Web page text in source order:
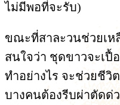
ไม่มีพอที่จะรับ)
ขณะที่สาละวนช่วยเ
สนใจว่า ชุดขาวจะเปื้
ทำอย่างไร จะช่วยชีวิ
บางคนต้องรีบผ่าตัดด่